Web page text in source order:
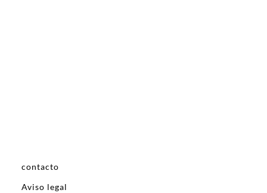
contacto
Aviso legal